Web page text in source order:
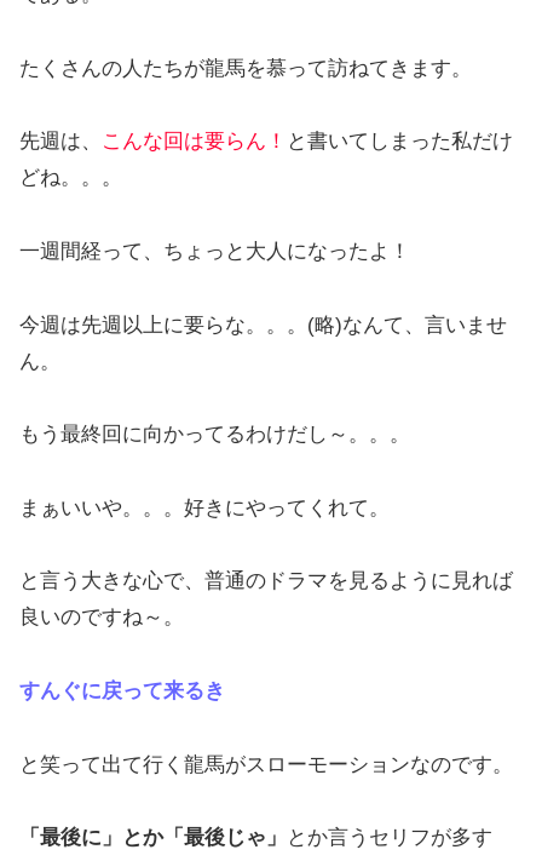
たくさんの人たちが龍馬を慕って訪ねてきます。
先週は、 こんな回は要らん！ と書いてしまった私だけ
どね。。。
一週間経って、ちょっと大人になったよ！
今週は先週以上に要らな。。。(略)なんて、言いませ
ん。
もう最終回に向かってるわけだし～。。。
まぁいいや。。。好きにやってくれて。
と言う大きな心で、普通のドラマを見るように見れば
良いのですね～。
すんぐに戻って来るき
と笑って出て行く龍馬がスローモーションなのです。
「最後に」とか「最後じゃ」
とか言うセリフが多す